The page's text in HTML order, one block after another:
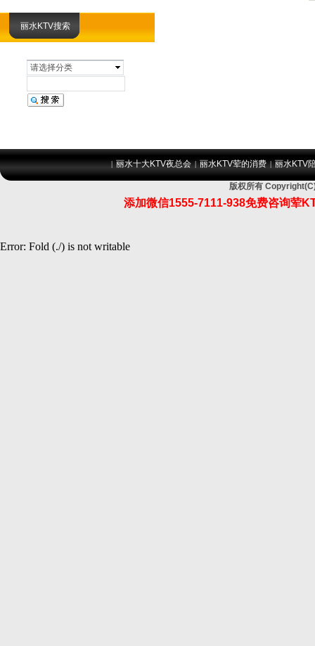
丽水KTV搜索
请选择分类
|丽水十大KTV夜总会 |丽水KTV荤的消费 |丽水KTV
版权所有
添加微信1555-7111-938免费咨询荤
Error: Fold (./) is not writable